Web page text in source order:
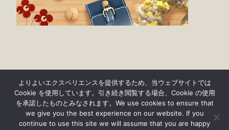
よりよいエクスペリエンスを提供するため、当ウェブサイトでは
Cookie を使用しています。引き続き閲覧する場合、Cookie の使用
を承諾したものとみなされます。We use cookies to ensure that
we give you the best experience on our website. If you
continue to use this site we will assume that you are happy